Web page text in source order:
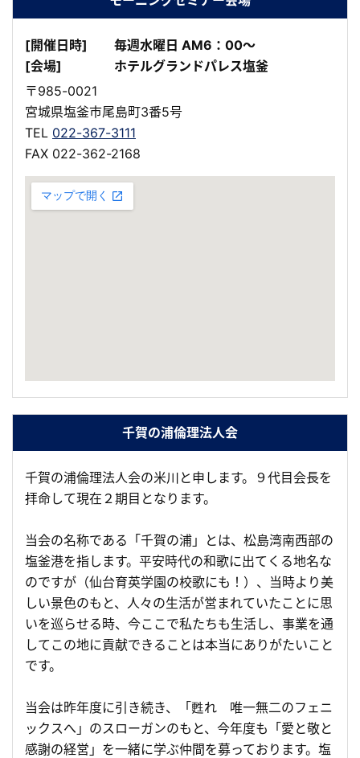
[開催日時]
毎週水曜日 AM6：00～
[会場]
ホテルグランドパレス塩釜
〒985-0021
宮城県塩釜市尾島町3番5号
TEL 022-367-3111
FAX 022-362-2168
千賀の浦倫理法人会
千賀の浦倫理法人会の米川と申します。９代目会長を
拝命して現在２期目となります。
当会の名称である「千賀の浦」とは、松島湾南西部の
塩釜港を指します。平安時代の和歌に出てくる地名な
のですが（仙台育英学園の校歌にも！）、当時より美
しい景色のもと、人々の生活が営まれていたことに思
いを巡らせる時、今ここで私たちも生活し、事業を通
してこの地に貢献できることは本当にありがたいこと
です。
当会は昨年度に引き続き、「甦れ 唯一無二のフェニ
ックスへ」のスローガンのもと、今年度も「愛と敬と
感謝の経営」を一緒に学ぶ仲間を募っております。塩